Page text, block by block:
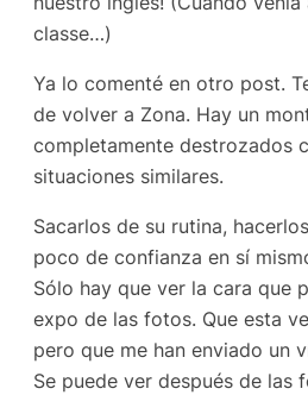
classe…)
Ya lo comenté en otro post.
de volver a Zona. Hay un
completamente destrozados
situaciones similares.
Sacarlos de su rutina,
poco de confianza en sí
Sólo hay que ver la cara que
expo de las fotos. Que esta
pero que me han enviado un
Se puede ver después de las